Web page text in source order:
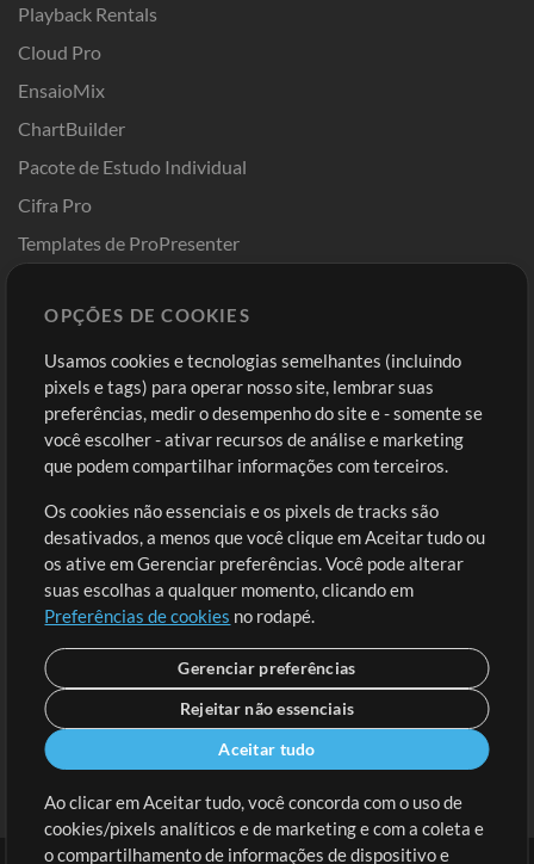
Playback Rentals
Cloud Pro
EnsaioMix
ChartBuilder
Pacote de Estudo Individual
Cifra Pro
Templates de ProPresenter
Comprar Créditos
Conteúdo Grátis
Solicite uma Música
Extras
Sessões
Envie seu conteúdo
Playlist
MT Conference
Entre
Cadastre-se
Ir ao carrinho
OPÇÕES DE COOKIES
Usamos cookies e tecnologias semelhantes (incluindo
pixels e tags) para operar nosso site, lembrar suas
preferências, medir o desempenho do site e - somente se
você escolher - ativar recursos de análise e marketing
que podem compartilhar informações com terceiros.
Os cookies não essenciais e os pixels de tracks são
desativados, a menos que você clique em Aceitar tudo ou
os ative em Gerenciar preferências. Você pode alterar
suas escolhas a qualquer momento, clicando em
Preferências de cookies no rodapé.
Gerenciar preferências
Rejeitar não essenciais
Aceitar tudo
Ao clicar em Aceitar tudo, você concorda com o uso de
cookies/pixels analíticos e de marketing e com a coleta e
o compartilhamento de informações de dispositivo e